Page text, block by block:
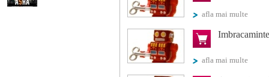
afla mai multe
afla mai multe